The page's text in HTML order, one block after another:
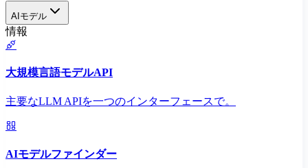
AIモデル
情報
大規模言語モデルAPI
主要なLLM APIを一つのインターフェースで。
AIモデルファインダー